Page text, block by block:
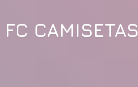
FC CAMISETAS